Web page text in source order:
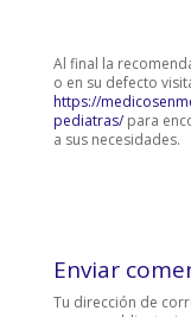
Al final la
o en su defecto
https://
pediatras/para
a sus necesidades.
Enviar
Tu dirección de